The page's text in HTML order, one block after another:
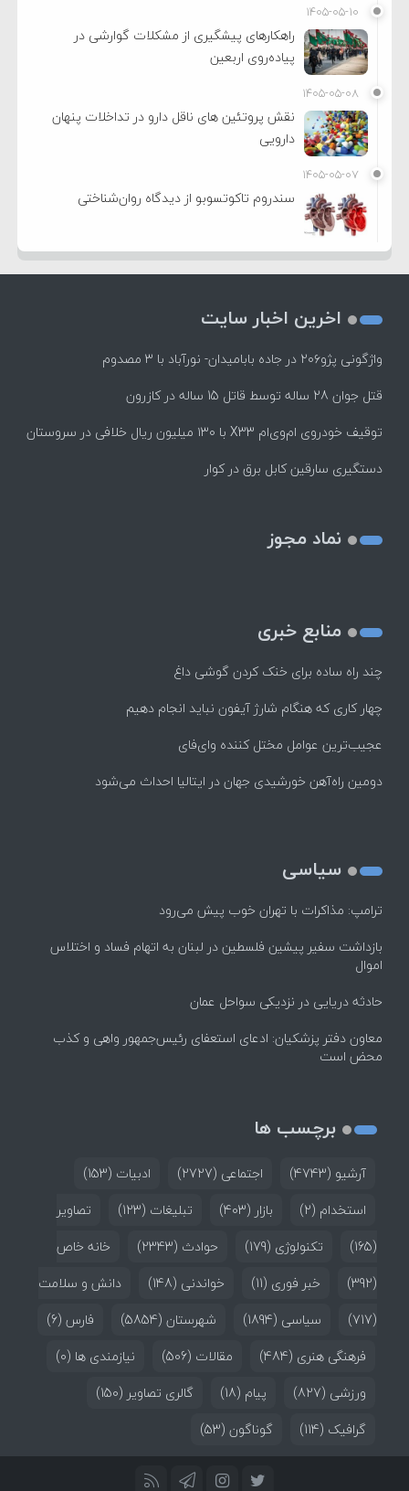
۱۴۰۵-۰۵-۱۰
راهکارهای پیشگیری از مشکلات گوارشی در
پیاده‌روی اربعین
۱۴۰۵-۰۵-۰۸
نقش پروتئین های ناقل دارو در تداخلات پنهان
دارویی
۱۴۰۵-۰۵-۰۷
سندروم تاکوتسوبو از دیدگاه روان‌شناختی
اخرین اخبار سایت
واژگونی پژو۲۰۶ در جاده بابامیدان- نورآباد با ۳ مصدوم
قتل جوان 28 ساله توسط قاتل 15 ساله در کازرون
توقیف خودروی ام‌وی‌ام X33 با ۱۳۰ میلیون ریال خلافی در سروستان
دستگیری سارقین کابل برق در کوار
نماد مجوز
منابع خبری
چند راه‌ ساده برای خنک کردن گوشی داغ
چهار کاری که هنگام شارژ آیفون نباید انجام دهیم
عجیب‌ترین عوامل مختل کننده وای‌فای
دومین راه‌آهن خورشیدی جهان در ایتالیا احداث می‌شود
سیاسی
ترامپ: مذاکرات با تهران خوب پیش می‌رود
بازداشت سفیر پیشین فلسطین در لبنان به اتهام فساد و اختلاس
اموال
حادثه دریایی در نزدیکی سواحل عمان
معاون دفتر پزشکیان: ادعای استعفای رئیس‌جمهور واهی و کذب
محض است
برچسب ها
آرشیو (4743) اجتماعی (2727) ادبیات (153)
استخدام (2) بازار (403) تبلیغات (123)
تصاویر
(165)
تکنولوژی (179) حوادث (2343)
خانه خاص
(392)
خبر فوری (11) خواندنی (148)
دانش و سلامت
(717)
سیاسی (1894) شهرستان (5854) فارس (6)
فرهنگی هنری (484) مقالات (506) نیازمندی ها (0)
ورزشی (827) پیام (18) گالری تصاویر (150)
گرافیک (114) گوناگون (53)